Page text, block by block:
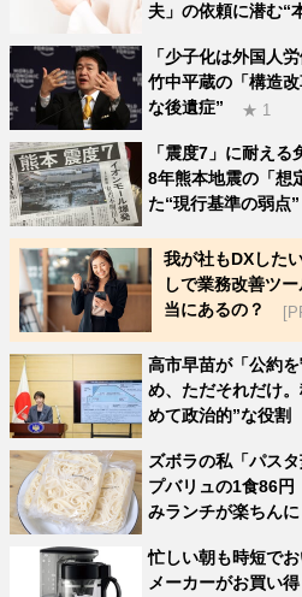
夫」の依頼に潜む“
「少子化は外国人
竹中平蔵の「構造
な後遺症”
★ 1
「震度7」に耐え
8年熊本地震の「想
た“現行基準の弱点”
我が社もDXした
しで業務改善ツ
当にあるの？
高市早苗が「公約
め、ただそれだけ
めて政治的”な役割
ズボラの私「パス
プバリュの1食86円
みランチが楽ちんに
忙しい朝も時短で
メーカーがお買い得